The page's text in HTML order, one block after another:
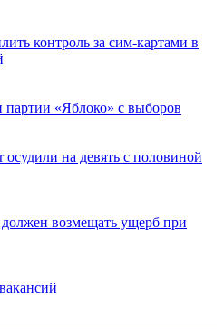
контроль за сим-картами в
«Яблоко» с выборов
осудили на девять с половиной
возмещать ущерб при